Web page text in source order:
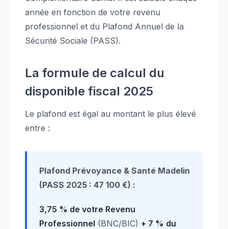
année en fonction de votre revenu
professionnel et du Plafond Annuel de la
Sécurité Sociale (PASS).
La formule de calcul du
disponible fiscal 2025
Le plafond est égal au montant le plus élevé
entre :
Plafond Prévoyance & Santé Madelin
(PASS 2025 : 47 100 €) :
3,75 % de votre Revenu
Professionnel (BNC/BIC) + 7 % du